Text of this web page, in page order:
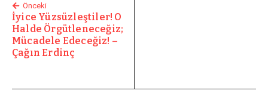
Önceki
İyice Yüzsüzleştiler! O
Halde Örgütleneceğiz;
Mücadele Edeceğiz! –
Çağın Erdinç